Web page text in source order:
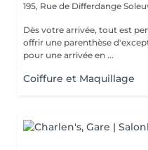
195, Rue de Differdange
Dès votre arrivée, tout est
offrir une parenthèse d'exception : - Parking privé
pour une arrivée en ...
Coiffure et Maquillage